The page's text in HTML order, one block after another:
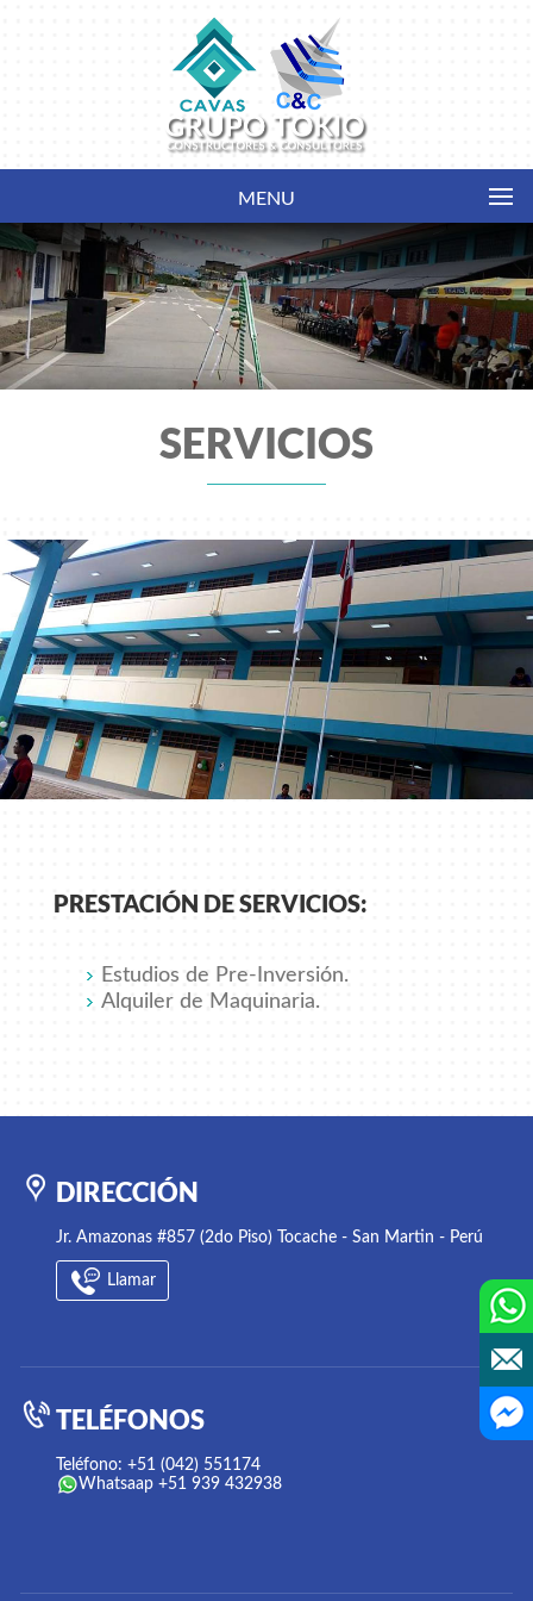
MENU
SERVICIOS
PRESTACIÓN DE SERVICIOS:
Estudios de Pre-Inversión.
Alquiler de Maquinaria.
DIRECCIÓN
Jr. Amazonas #857 (2do Piso) Tocache - San Martin - Perú
Llamar
TELÉFONOS
Teléfono: +51 (042) 551174
Whatsaap +51 939 432938